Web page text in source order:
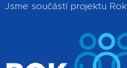
Jsme součástí projektu